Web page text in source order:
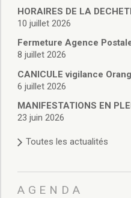
Plan Local
Actes d’état civil
Budgets
Budget de
Budget
Conseils municipaux
Règlement du
Déliberations 2026
Délibérations 2024
Délibérations
Délibérations 2021
HORAIRES DE LA
10 juillet 2026
Fermeture Agence
8 juillet 2026
CANICULE vigilance
6 juillet 2026
MANIFESTATIONS EN
23 juin 2026
Toutes les actualités
AGENDA